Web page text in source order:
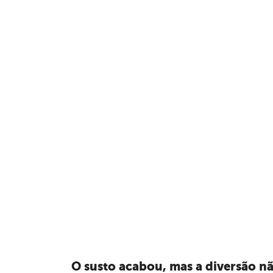
O susto acabou, mas a diversão